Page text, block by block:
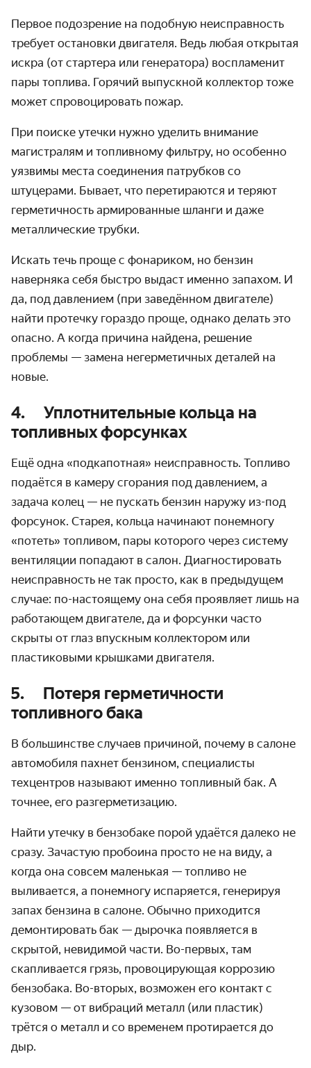
Первое подозрение на подобную неисправность
требует остановки двигателя. Ведь любая открытая
искра (от стартера или генератора) воспламенит
пары топлива. Горячий выпускной коллектор тоже
может спровоцировать пожар.
При поиске утечки нужно уделить внимание
магистралям и топливному фильтру, но особенно
уязвимы места соединения патрубков со
штуцерами. Бывает, что перетираются и теряют
герметичность армированные шланги и даже
металлические трубки.
Искать течь проще с фонариком, но бензин
наверняка себя быстро выдаст именно запахом. И
да, под давлением (при заведённом двигателе)
найти протечку гораздо проще, однако делать это
опасно. А когда причина найдена, решение
проблемы — замена негерметичных деталей на
новые.
4. Уплотнительные кольца на
топливных форсунках
Ещё одна «подкапотная» неисправность. Топливо
подаётся в камеру сгорания под давлением, а
задача колец — не пускать бензин наружу из-под
форсунок. Старея, кольца начинают понемногу
«потеть» топливом, пары которого через систему
вентиляции попадают в салон. Диагностировать
неисправность не так просто, как в предыдущем
случае: по-настоящему она себя проявляет лишь на
работающем двигателе, да и форсунки часто
скрыты от глаз впускным коллектором или
пластиковыми крышками двигателя.
5. Потеря герметичности
топливного бака
В большинстве случаев причиной, почему в салоне
автомобиля пахнет бензином, специалисты
техцентров называют именно топливный бак. А
точнее, его разгерметизацию.
Найти утечку в бензобаке порой удаётся далеко не
сразу. Зачастую пробоина просто не на виду, а
когда она совсем маленькая — топливо не
выливается, а понемногу испаряется, генерируя
запах бензина в салоне. Обычно приходится
демонтировать бак — дырочка появляется в
скрытой, невидимой части. Во-первых, там
скапливается грязь, провоцирующая коррозию
бензобака. Во-вторых, возможен его контакт с
кузовом — от вибраций металл (или пластик)
трётся о металл и со временем протирается до
дыр.